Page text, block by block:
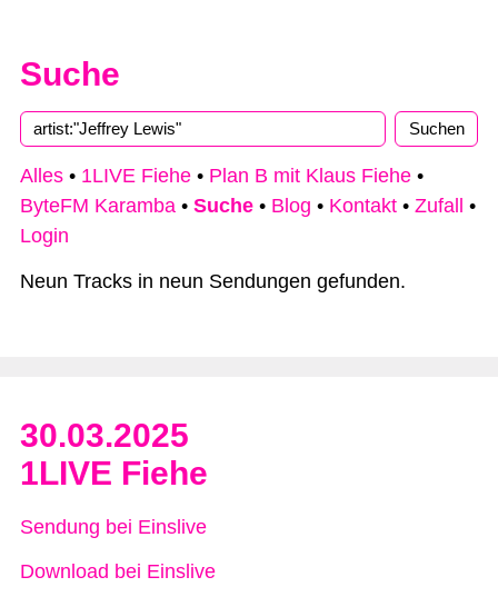
Suche
Alles • 1LIVE Fiehe • Plan B mit Klaus Fiehe •
ByteFM Karamba • Suche • Blog • Kontakt • Zufall
•
Login
Neun Tracks in neun Sendungen gefunden.
30.03.2025
1LIVE Fiehe
Sendung bei Einslive
Download bei Einslive